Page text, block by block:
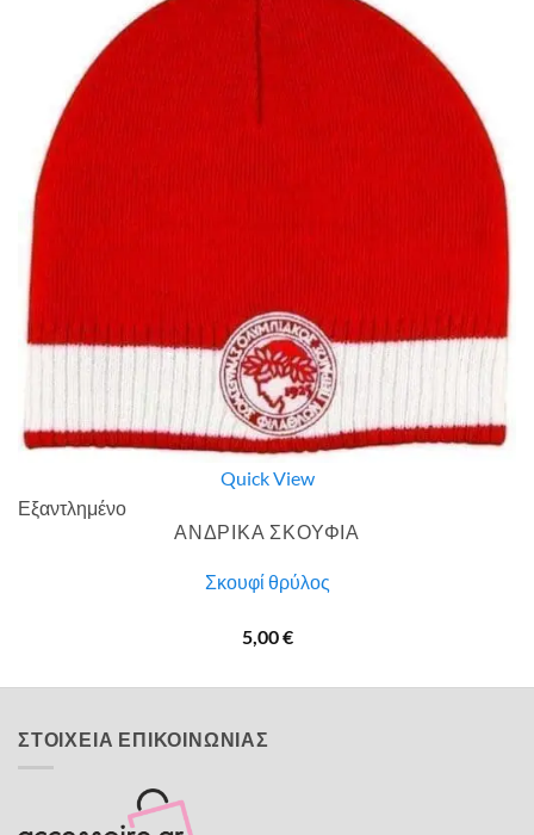
Quick View
Εξαντλημένο
ΑΝΔΡΙΚΑ ΣΚΟΥΦΙΑ
Σκουφί θρύλος
5,00€
ΣΤΟΙΧΕΙΑ ΕΠΙΚΟΙΝΩΝΙΑΣ